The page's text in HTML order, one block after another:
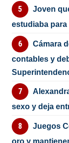
Joven
estudiaba
Cámara
contables y
sexo y deja
Juegos
oro y